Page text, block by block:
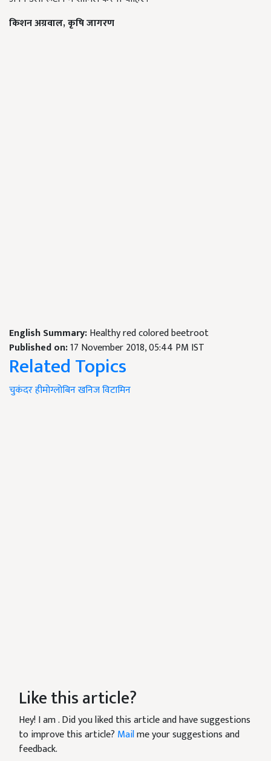
किशन अग्रवाल, कृषि जागरण
English Summary:Healthy red colored beetroot
Published on:17 November 2018, 05:44 PM IST
Related Topics
चुकंदरहीमोग्लोबिनखनिजविटामिन
Like this article?
Hey! I am. Did you liked this article and have suggestions
to improve this article? Mailme your suggestions and
feedback.